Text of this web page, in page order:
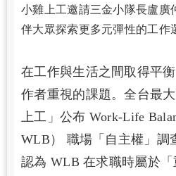
小雞上工邀請三金小隊長盧廣
伴大眾探索更多元彈性的工作
在工作與生活之間取得平
作者重視的課題。全台最
上工」公布 Work-Life
WLB） 職場「自主權」調
認為 WLB 在求職時屬於